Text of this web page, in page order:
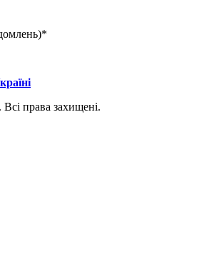
права захищені.